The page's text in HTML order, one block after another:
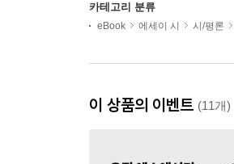
카테고리 분류
eBook 에세이 시 시/평론
이 상품의 이벤트 (11개)